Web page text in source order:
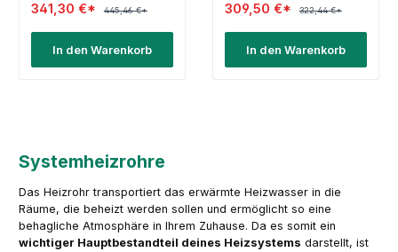
341,30 €* 445,46 €*
In den Warenkorb
309,50 €* 322,44 €*
In den Warenkorb
Systemheizrohre
Das Heizrohr transportiert das erwärmte Heizwasser in die
Räume, die beheizt werden sollen und ermöglicht so eine
behagliche Atmosphäre in Ihrem Zuhause. Da es somit ein
wichtiger Hauptbestandteil deines Heizsystems darstellt, ist